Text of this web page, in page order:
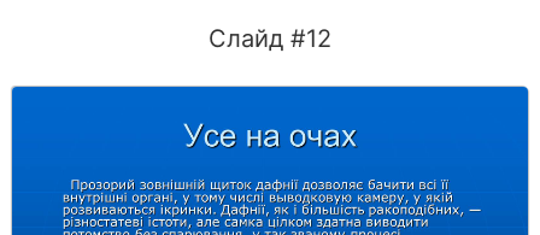
Слайд #12